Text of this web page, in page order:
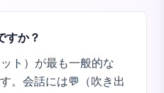
すか？
ト）が最も一般的な
。会話には💬（吹き出